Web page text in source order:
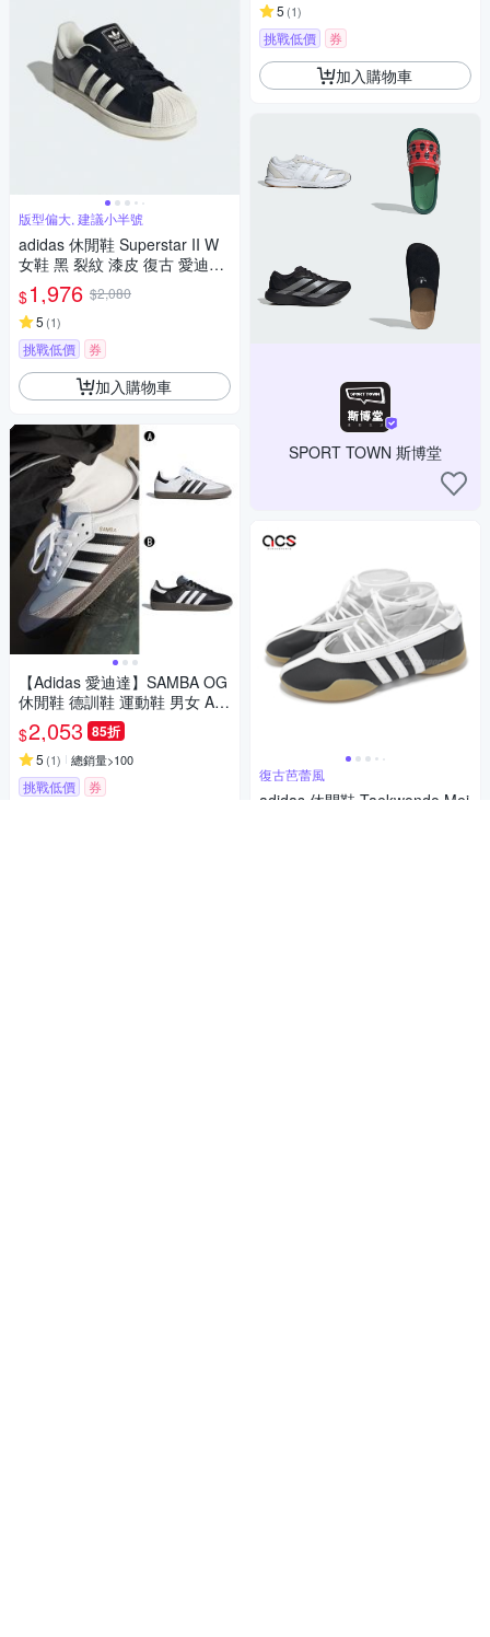
版型偏大, 建議小半號
adidas 休閒鞋 Superstar II W
女鞋 黑 裂紋 漆皮 復古 愛迪達
JS4014
$1,976 $2,080
5 (1)
挑戰低價 券
加入購物車
【Adidas 愛迪達】SAMBA OG
休閒鞋 德訓鞋 運動鞋 男女 A-B
75806 B-B75807
$2,053 85折
5 (1) 總銷量>100
挑戰低價 券
5 (1)
挑戰低價 券
加入購物車
SPORT TOWN 斯博堂
復古芭蕾風
adidas 休閒鞋 Taekwondo Mei